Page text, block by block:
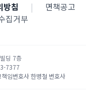
방침 |
면책공고
집거부
딩 7층
7377
책임변호사한병철 변호사